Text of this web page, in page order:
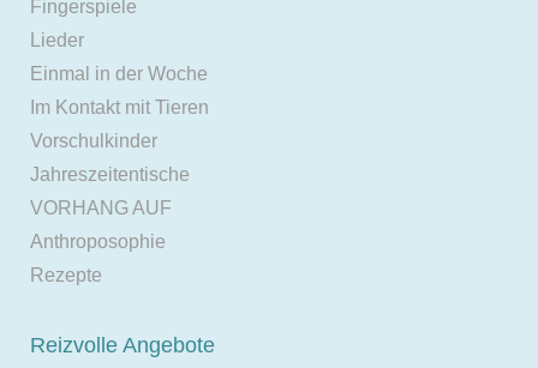
Fingerspiele
Lieder
Einmal in der Woche
Im Kontakt mit Tieren
Vorschulkinder
Jahreszeitentische
VORHANG AUF
Anthroposophie
Rezepte
Reizvolle Angebote